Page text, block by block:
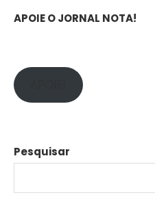
APOIE O JORNAL NOTA!
Pesquisar